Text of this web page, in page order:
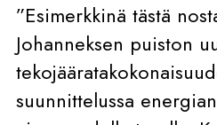
”Esimerkkinä tästä
Johanneksen puiston
suunnittelussa